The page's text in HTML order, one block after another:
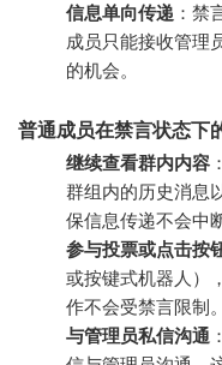
信息单向传递 ：禁
成员只能接收管理
的机会。
普通成员在禁言状态下
继续查看群内内容
群组内的历史消息
保信息传递不会中
参与投票或点击按
或按键式机器人）
作不会受禁言限制。
与管理员私信沟通